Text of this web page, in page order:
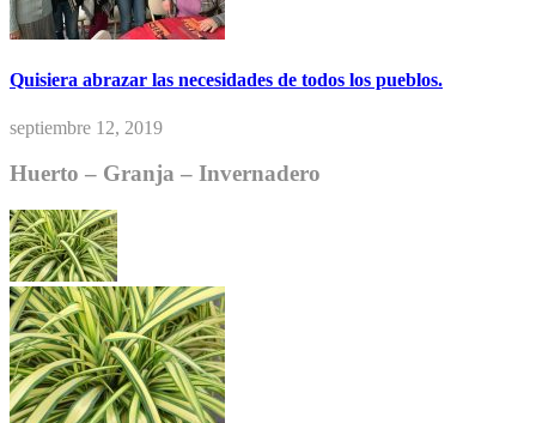
Quisiera abrazar las necesidades de todos los pueblos.
septiembre 12, 2019
Huerto – Granja – Invernadero